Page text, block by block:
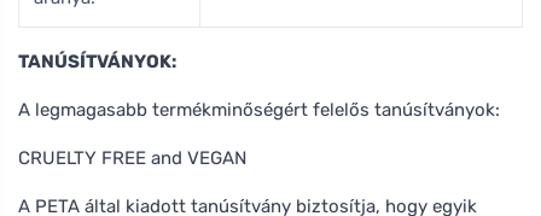
TANÚSÍTVÁNYOK:
A legmagasabb termékminőségért felelős tanúsítványok:
CRUELTY FREE and VEGAN
A PETA által kiadott tanúsítvány biztosítja, hogy egyik